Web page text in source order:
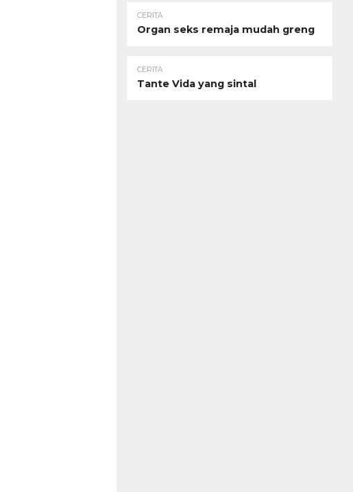
CERITA
Organ seks remaja mudah greng
CERITA
Tante Vida yang sintal